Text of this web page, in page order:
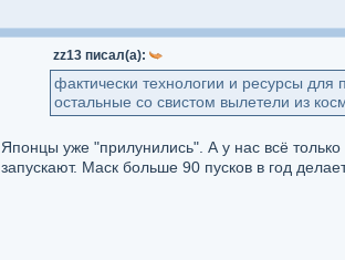
zz13 писал(а):
фактически технологии и ресурсы для
остальные со свистом вылетели из
Японцы уже "прилунились". А у нас всё
запускают. Маск больше 90 пусков в год